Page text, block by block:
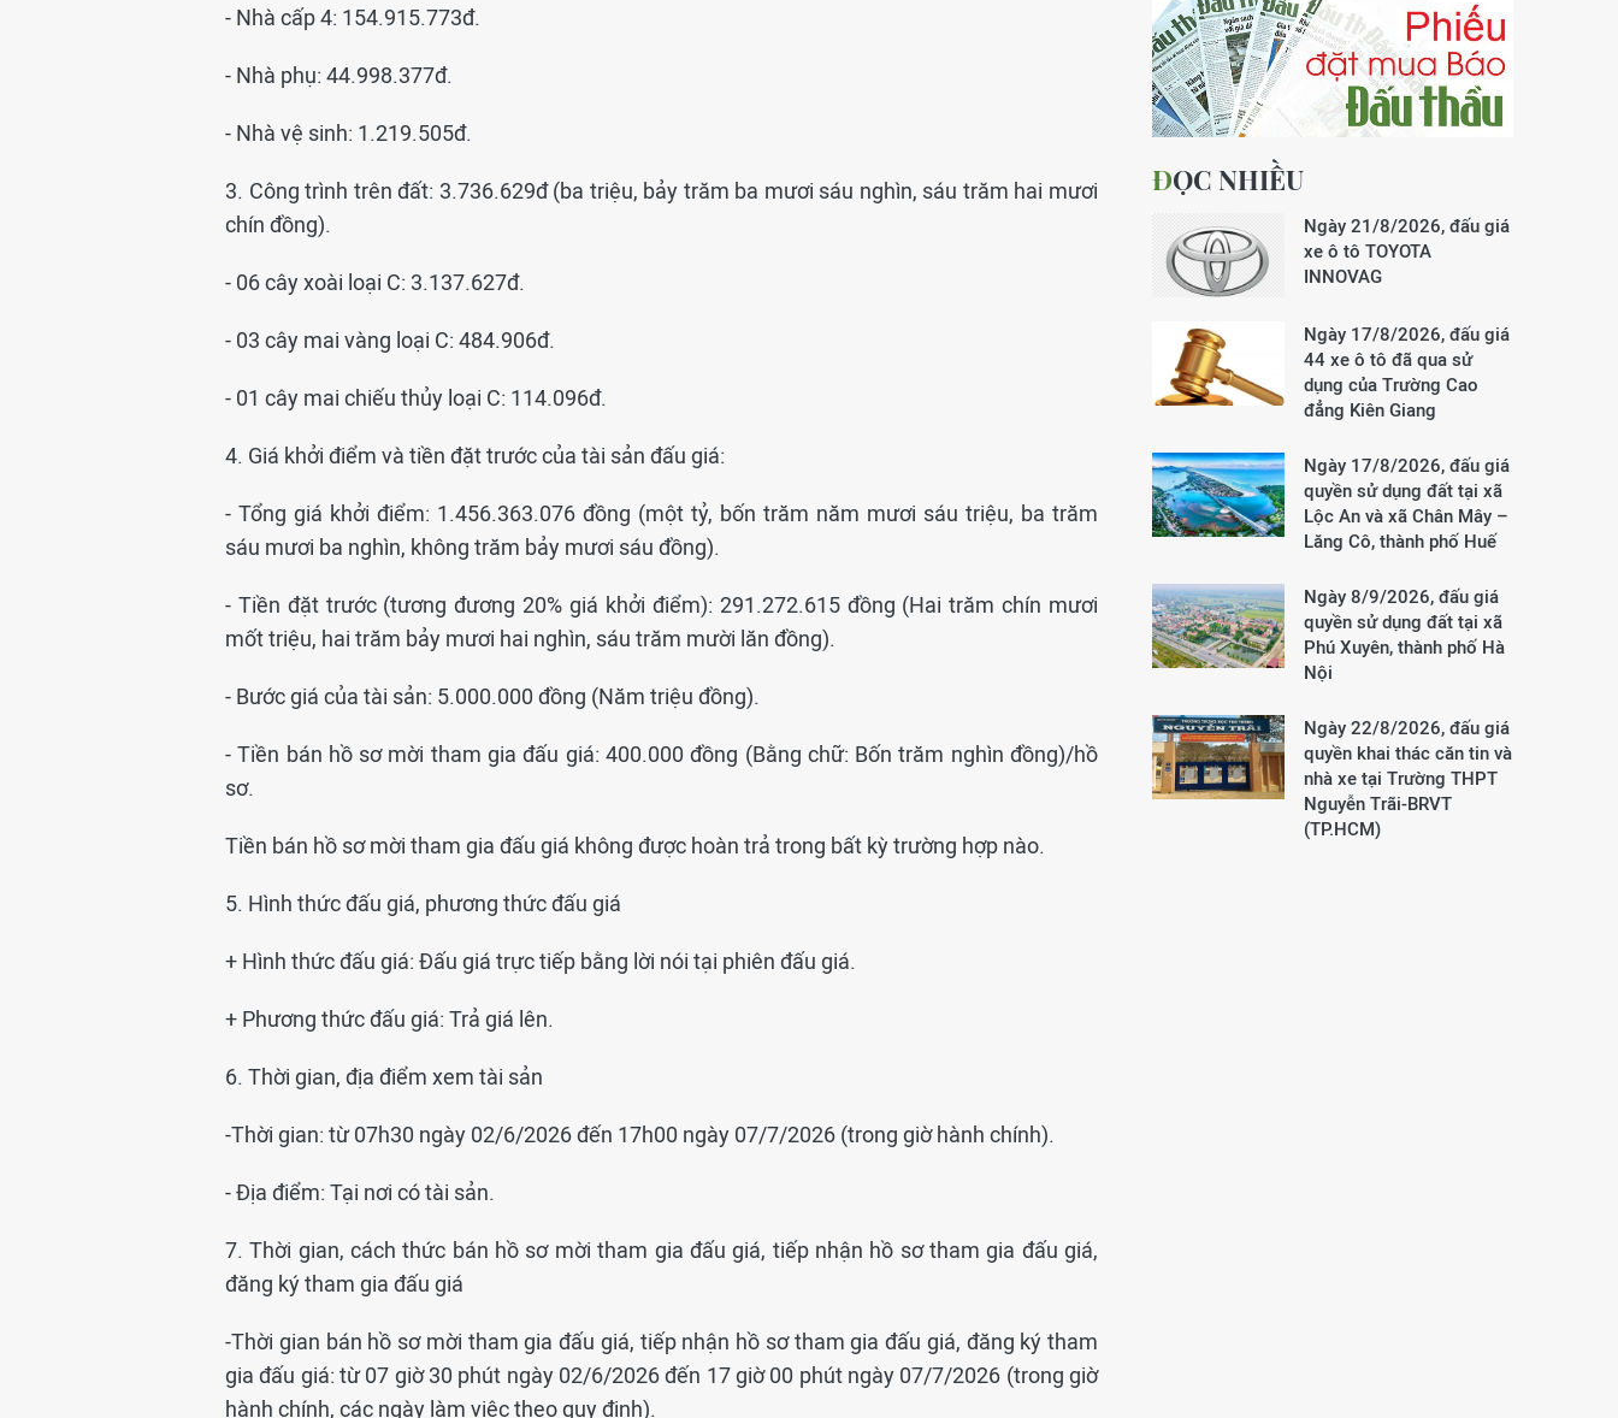
- Nhà cấp 4: 154.915.773đ.
- Nhà phụ: 44.998.377đ.
- Nhà vệ sinh: 1.219.505đ.
3. Công trình trên đất: 3.736.629đ (ba triệu, bảy trăm ba mươi sáu nghìn, sáu trăm hai mươi
chín đồng).
- 06 cây xoài loại C: 3.137.627đ.
- 03 cây mai vàng loại C: 484.906đ.
- 01 cây mai chiếu thủy loại C: 114.096đ.
4. Giá khởi điểm và tiền đặt trước của tài sản đấu giá:
- Tổng giá khởi điểm: 1.456.363.076 đồng (một tỷ, bốn trăm năm mươi sáu triệu, ba trăm
sáu mươi ba nghìn, không trăm bảy mươi sáu đồng).
- Tiền đặt trước (tương đương 20% giá khởi điểm): 291.272.615 đồng (Hai trăm chín mươi
mốt triệu, hai trăm bảy mươi hai nghìn, sáu trăm mười lăn đồng).
- Bước giá của tài sản: 5.000.000 đồng (Năm triệu đồng).
- Tiền bán hồ sơ mời tham gia đấu giá: 400.000 đồng (Bằng chữ: Bốn trăm nghìn đồng)/hồ
sơ.
Tiền bán hồ sơ mời tham gia đấu giá không được hoàn trả trong bất kỳ trường hợp nào.
5. Hình thức đấu giá, phương thức đấu giá
+ Hình thức đấu giá: Đấu giá trực tiếp bằng lời nói tại phiên đấu giá.
+ Phương thức đấu giá: Trả giá lên.
6. Thời gian, địa điểm xem tài sản
-Thời gian: từ 07h30 ngày 02/6/2026 đến 17h00 ngày 07/7/2026 (trong giờ hành chính).
- Địa điểm: Tại nơi có tài sản.
7. Thời gian, cách thức bán hồ sơ mời tham gia đấu giá, tiếp nhận hồ sơ tham gia đấu giá,
đăng ký tham gia đấu giá
-Thời gian bán hồ sơ mời tham gia đấu giá, tiếp nhận hồ sơ tham gia đấu giá, đăng ký tham
gia đấu giá: từ 07 giờ 30 phút ngày 02/6/2026 đến 17 giờ 00 phút ngày 07/7/2026 (trong giờ
hành chính, các ngày làm việc theo quy định).
ĐỌC NHIỀU
Ngày 21/8/2026, đấu giá
xe ô tô TOYOTA
INNOVAG
Ngày 17/8/2026, đấu giá
44 xe ô tô đã qua sử
dụng của Trường Cao
đẳng Kiên Giang
Ngày 17/8/2026, đấu giá
quyền sử dụng đất tại xã
Lộc An và xã Chân Mây –
Lăng Cô, thành phố Huế
Ngày 8/9/2026, đấu giá
quyền sử dụng đất tại xã
Phú Xuyên, thành phố Hà
Nội
Ngày 22/8/2026, đấu giá
quyền khai thác căn tin và
nhà xe tại Trường THPT
Nguyễn Trãi-BRVT
(TP.HCM)